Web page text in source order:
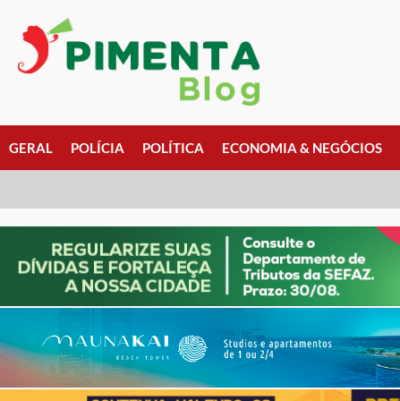
GERAL POLÍCIA POLÍTICA ECONOMIA & NEGÓCIOS